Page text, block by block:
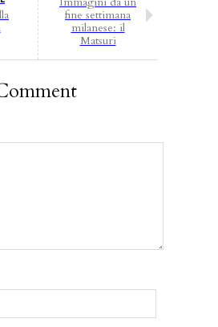
fine settimana
milanese: il
Matsuri